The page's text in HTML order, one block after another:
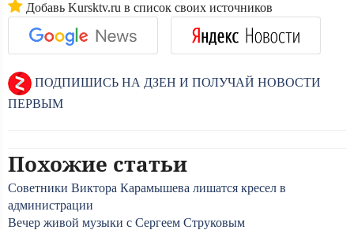
Добавь Kursktv.ru в список своих источников
ПОДПИШИСЬ НА ДЗЕН И ПОЛУЧАЙ НОВОСТИ
ПЕРВЫМ
Похожие статьи
Советники Виктора Карамышева лишатся кресел в
администрации
Вечер живой музыки с Сергеем Струковым